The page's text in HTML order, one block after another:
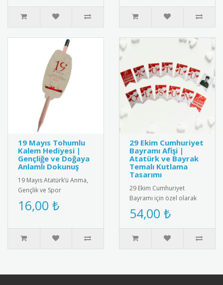
19 Mayıs Tohumlu
Kalem Hediyesi |
Gençliğe ve Doğaya
Anlamlı Dokunuş
19 Mayıs Atatürk’ü Anma,
Gençlik ve Spor
Bayramı’na özel olarak
tasarlanmış tohumlu
16,00 ₺
29 Ekim Cumhuriyet
Bayramı Afişi |
Atatürk ve Bayrak
Temalı Kutlama
Tasarımı
29 Ekim Cumhuriyet
Bayramı için özel olarak
tasarlanmış afiş. Türk
bayrağı ve Atatürk
silüetiyle süs..
54,00 ₺